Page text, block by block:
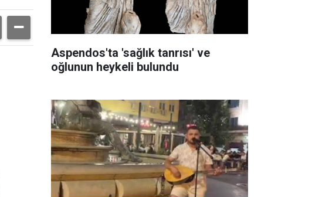
Aspendos'ta 'sağlık tanrısı' ve
oğlunun heykeli bulundu